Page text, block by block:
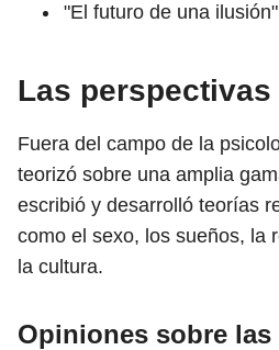
"El futuro de una ilusión"
Las perspectivas
Fuera del campo de la
teorizó sobre una amplia
escribió y desarrolló teorías
como el sexo, los sueños, la
la cultura.
Opiniones sobre las